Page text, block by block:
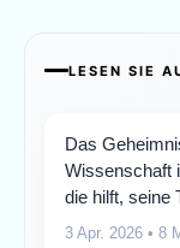
LESEN SIE
Das
Wissenschaft
die hilft, seine
3 Apr. 2026 • 8